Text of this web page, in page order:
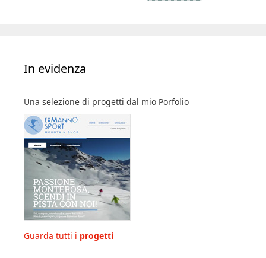
In evidenza
Una selezione di progetti dal mio Porfolio
Guarda tutti i progetti